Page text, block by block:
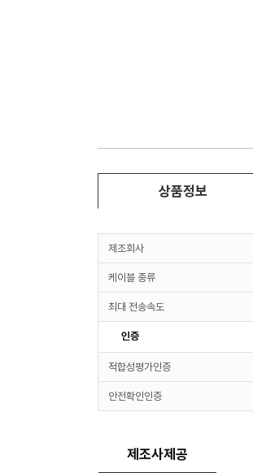
상품정보
제조회사
케이블 종류
최대 전송속도
인증
적합성평가인증
안전확인인증
제조사제공